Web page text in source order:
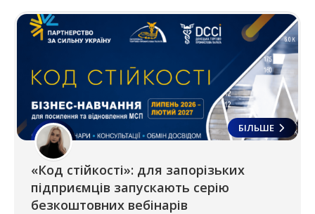
БІЛЬШЕ
«Код стійкості»: для запорізьких
підприємців запускають серію
безкоштовних вебінарів